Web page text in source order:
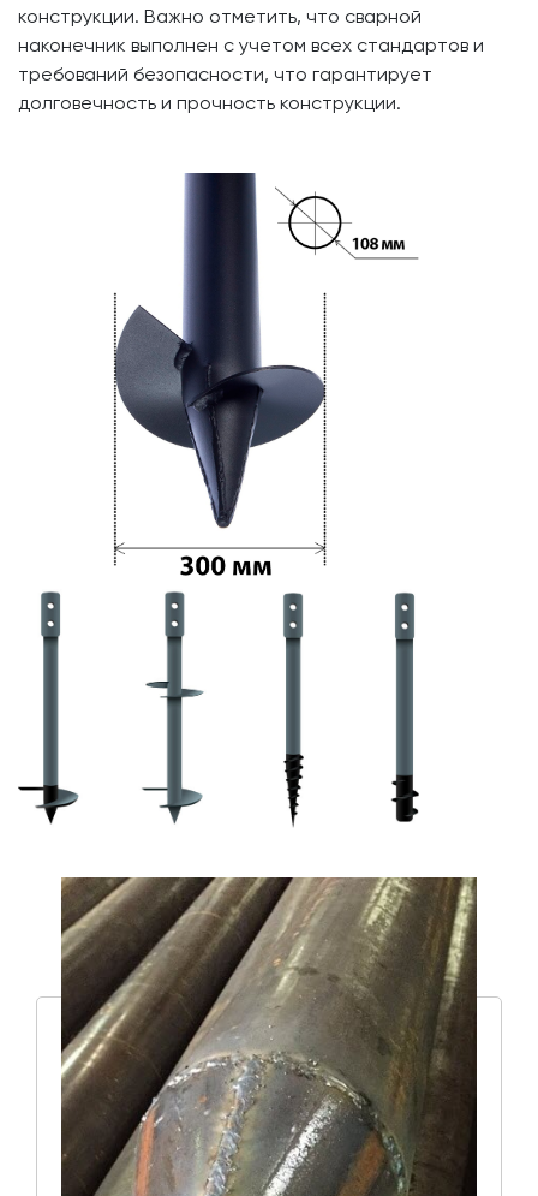
конструкции. Важно отметить, что сварной
наконечник выполнен с учетом всех стандартов и
требований безопасности, что гарантирует
долговечность и прочность конструкции.